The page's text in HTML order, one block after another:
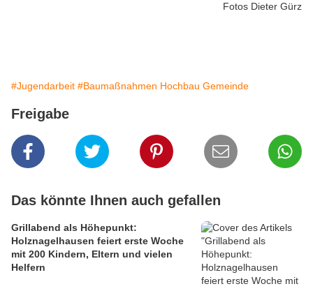
Fotos Dieter Gürz
#Jugendarbeit #Baumaßnahmen Hochbau Gemeinde
Freigabe
Das könnte Ihnen auch gefallen
Grillabend als Höhepunkt:
Holznagelhausen feiert erste Woche
mit 200 Kindern, Eltern und vielen
Helfern